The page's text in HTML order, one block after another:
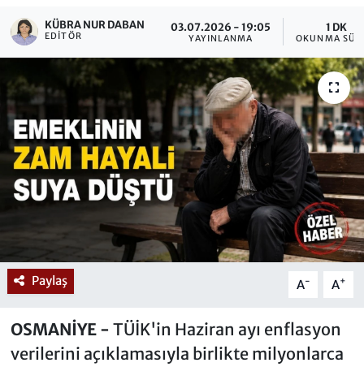
KÜBRA NUR DABAN
EDITÖR
03.07.2026 - 19:05
YAYINLANMA
1 DK
OKUNMA
Paylaş A- A+
OSMANİYE - TÜİK'in Haziran ayı enflasyon
verilerini açıklamasıyla birlikte milyonlarca